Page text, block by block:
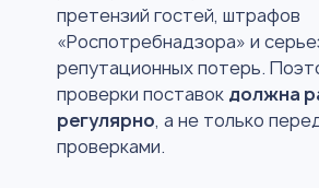
претензий гостей, штрафов
«Роспотребнадзора» и
репутационных потерь.
проверки поставок должна
регулярно, а не только
проверками.